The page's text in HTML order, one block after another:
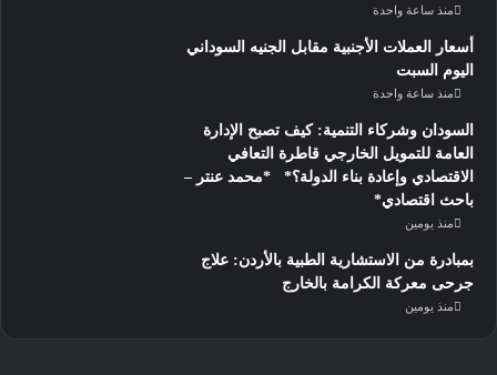
منذ ساعة واحدة
أسعار العملات الأجنبية مقابل الجنيه السوداني
اليوم السبت
منذ ساعة واحدة
السودان وشركاء التنمية: كيف تصبح الإدارة
العامة للتمويل الخارجي قاطرة التعافي
الاقتصادي وإعادة بناء الدولة؟* *محمد عنتر –
باحث اقتصادي*
منذ يومين
بمبادرة من الاستشارية الطبية بالأردن: علاج
جرحى معركة الكرامة بالخارج
منذ يومين